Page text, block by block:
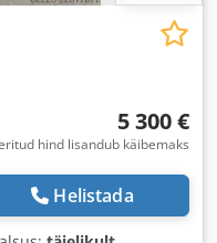
5 300 €
hind lisandub käibemaks
Helistada